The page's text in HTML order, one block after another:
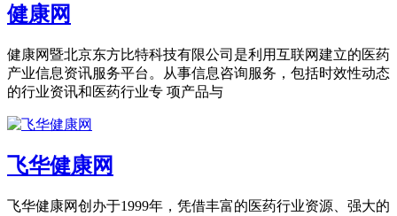
健康网
健康网暨北京东方比特科技有限公司是利用互联网建立的医药
产业信息资讯服务平台。从事信息咨询服务，包括时效性动态
的行业资讯和医药行业专 项产品与
飞华健康网
飞华健康网创办于1999年，凭借丰富的医药行业资源、强大的